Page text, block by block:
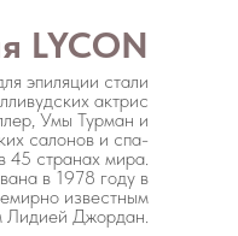
LYCON
эпиляции стали
актрис
Умы Турман и
салонов и спа-
45 странах мира.
в 1978 году в
известным
Лидией Джордан.